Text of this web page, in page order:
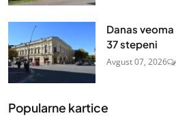
Danas
37 stepeni
Avgust 07, 2026
Popularne kartice